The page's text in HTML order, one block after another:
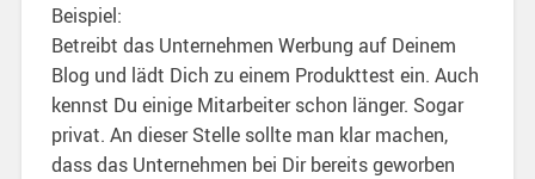
Beispiel:
Betreibt das Unternehmen Werbung auf Deinem
Blog und lädt Dich zu einem Produkttest ein. Auch
kennst Du einige Mitarbeiter schon länger. Sogar
privat. An dieser Stelle sollte man klar machen,
dass das Unternehmen bei Dir bereits geworben